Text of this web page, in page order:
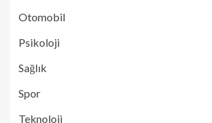
Otomobil
Psikoloji
Sağlık
Spor
Teknoloji